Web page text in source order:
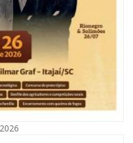
e hepatites nesta quinta (6) e